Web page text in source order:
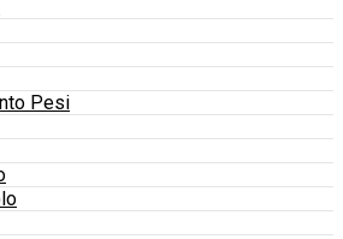
Pesi